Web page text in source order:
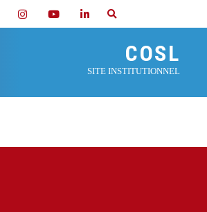
COSL
SITE INSTITUTIONNEL